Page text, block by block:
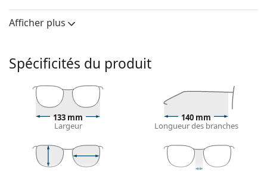
de lunettes de vue Levi's est unique et recherchée par
les vrais fans de mode.
femmes.
Monture de lunettes de vue
La couleur rose de la monture s'accorde
parfaitement avec tous les teints et des cheveux
châtain clair ou blonds clairs.
Les montures rondes sont un choix idéal pour les
personnes ayant une forme de visage carrée
Afficher plus
Spécificités du produit
133 mm
Largeur
140 mm
Longueur des branches